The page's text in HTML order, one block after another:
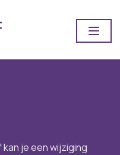
je een wijziging